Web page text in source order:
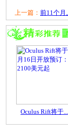
上一篇： 前11个月
Oculus Rift将于...